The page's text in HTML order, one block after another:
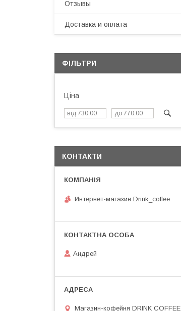
Отзывы
Доставка и оплата
ФІЛЬТРИ
Ціна
КОНТАКТИ
Интернет-магазин Drink_coffee
Андрей
Магазин-кофейня DRINK COFFEE